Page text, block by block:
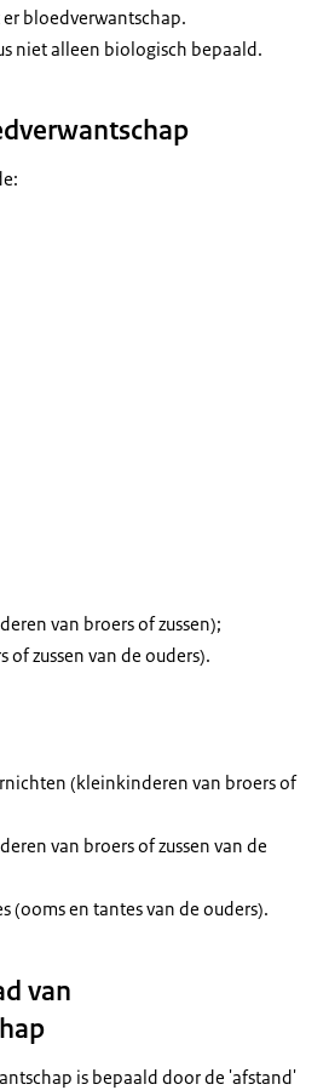
bloedverwantschap.
niet alleen biologisch bepaald.
van broers of zussen);
of zussen van de ouders).
(kleinkinderen van broers of
van broers of zussen van de
(ooms en tantes van de ouders).
van
is bepaald door de 'afstand'